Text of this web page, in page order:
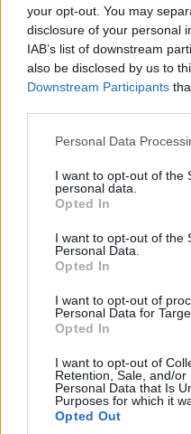
your opt-out. You may
disclosure of your personal
IAB’s list of downstream
also be disclosed by us to
Downstream Participants
Please note that this
not limited to your visit or
grant or deny consent to
use your data for below
consent section.
Personal Data
I want to opt-out of the
personal data.
Opted In
I want to opt-out of the
Personal Data.
Opted In
I want to opt-out of
Personal Data for
Opted In
I want to opt-out of
Retention, Sale, and/or
Personal Data that Is
Purposes for which it
Opted Out
ΕΛΛΑΔΑ
Καιρός: Έως 38
αναμένονται βροχές
ΕΛΛΑΔΑ
Πυρκαγιές:
στις πυρόπληκτες